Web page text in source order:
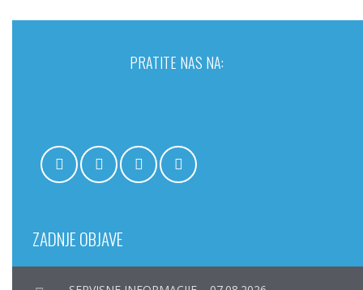
PRATITE NAS NA:
ZADNJE OBJAVE